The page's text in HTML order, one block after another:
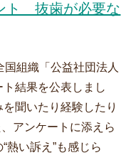
ト 抜歯が必要な
組織「公益社団法人
結果を公表しまし
聞いたり経験したり
アンケートに添えら
熱い訴え”も感じら